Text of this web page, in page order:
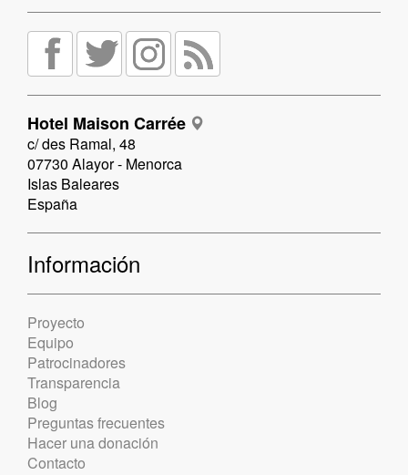
Hotel Maison Carrée
c/ des Ramal, 48
07730 Alayor - Menorca
Islas Baleares
España
Información
Proyecto
Equipo
Patrocinadores
Transparencia
Blog
Preguntas frecuentes
Hacer una donación
Contacto